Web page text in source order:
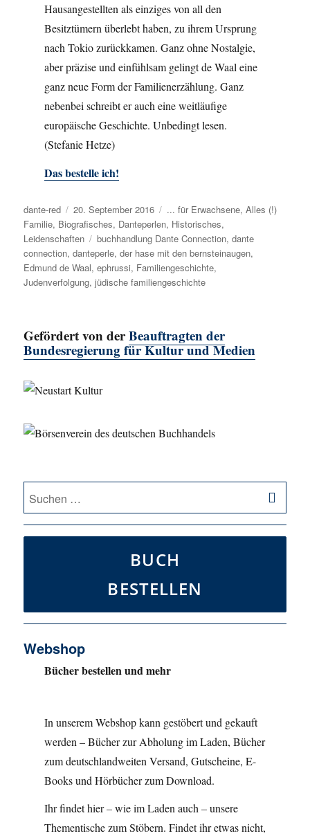
Hausangestellten als einziges von all den
Besitztümern überlebt haben, zu ihrem Ursprung
nach Tokio zurückkamen. Ganz ohne Nostalgie,
aber präzise und einfühlsam gelingt de Waal eine
ganz neue Form der Familienerzählung. Ganz
nebenbei schreibt er auch eine weitläufige
europäische Geschichte. Unbedingt lesen.
(Stefanie Hetze)
Das bestelle ich!
Autor
dante-red
Veröffentlicht
am
20. September 2016 Kategorien
... für Erwachsene,Alles (!)
Familie, Biografisches, Danteperlen, Historisches,
Leidenschaften
Schlagwörter
buchhandlung Dante Connection,dante
connection,danteperle,der hase mit den bernsteinaugen,
Edmund de Waal,ephrussi, Familiengeschichte,
Judenverfolgung,jüdische familiengeschichte
Gefördert von derBeauftragten der
Bundesregierung für Kultur und Medien
Suche
nach:
BUCH
BESTELLEN
Webshop
Bücher bestellen und mehr
In unserem Webshop kann gestöbert und gekauft
werden – Bücher zur Abholung im Laden, Bücher
zum deutschlandweiten Versand, Gutscheine, E-
Books und Hörbücher zum Download.
Ihr findet hier – wie im Laden auch – unsere
Thementische zum Stöbern. Findet ihr etwas nicht,